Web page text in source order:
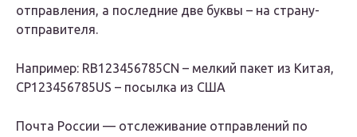
отправления, а последние две буквы – на страну-
отправителя.
Например: RB123456785CN – мелкий пакет из Китая,
CP123456785US – посылка из США
Почта России — отслеживание отправлений по